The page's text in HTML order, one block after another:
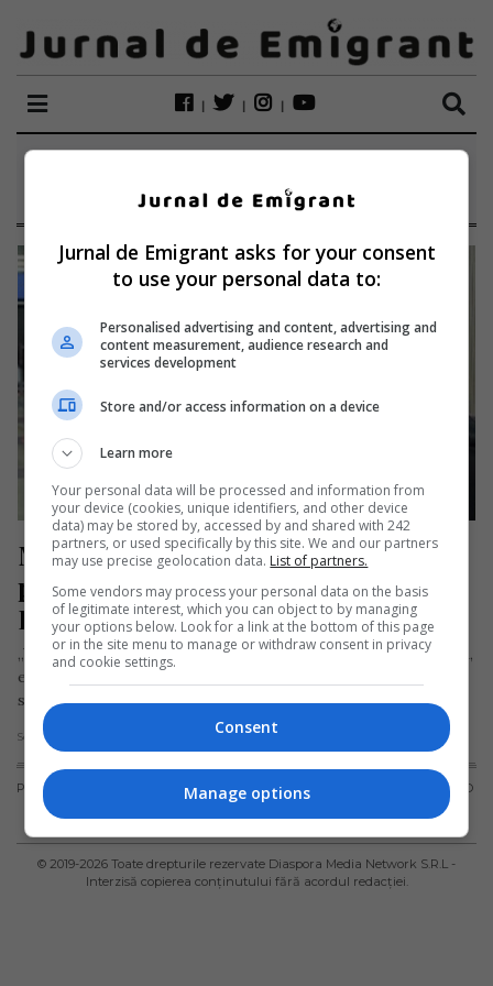
TIRGU
Mirabela, românca devenită primul
polițist de frontieră străin din
Islanda
„Viaţa poate fi trăită oriunde. Decorul nu are nicio importanţă,
esenţială este intensitatea.” Vorbele de mai sus aparțin
scriitorului Cezar…
Scris de Mihai Diaconu - sâmbătă, 4 ianuarie 2020
PUBLICITATE
UTILIZARE
POLITICA DE
CONFIDENȚIALITATE
POLITICA PRIVIND
COOKIES
© 2019-2026 Toate drepturile rezervate Diaspora Media Network S.R.L -
Interzisă copierea conținutului fără acordul redacției.
Jurnal de Emigrant asks for your consent
to use your personal data to:
Personalised advertising and content, advertising and
content measurement, audience research and
services development
Store and/or access information on a device
Learn more
Your personal data will be processed and information from
your device (cookies, unique identifiers, and other device
data) may be stored by, accessed by and shared with 242
partners, or used specifically by this site. We and our partners
may use precise geolocation data. List of partners.
Some vendors may process your personal data on the basis
of legitimate interest, which you can object to by managing
your options below. Look for a link at the bottom of this page
or in the site menu to manage or withdraw consent in privacy
and cookie settings.
Consent
Manage options